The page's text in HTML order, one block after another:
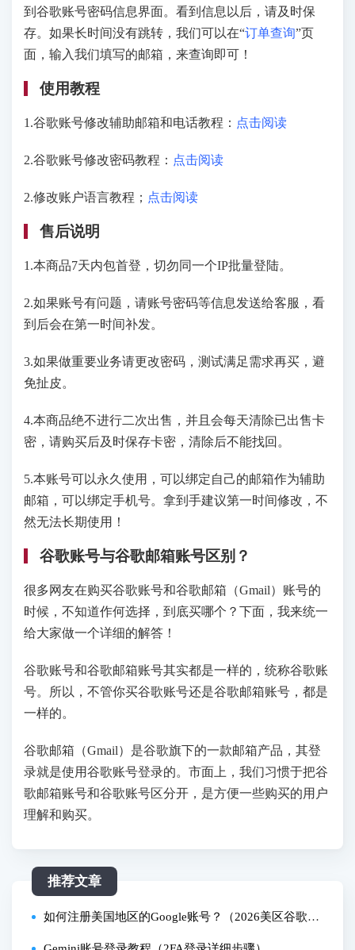
到谷歌账号密码信息界面。看到信息以后，请及时保
存。如果长时间没有跳转，我们可以在“订单查询”页
面，输入我们填写的邮箱，来查询即可！
使用教程
1.谷歌账号修改辅助邮箱和电话教程： 点击阅读
2.谷歌账号修改密码教程： 点击阅读
2.修改账户语言教程； 点击阅读
售后说明
1.本商品7天内包首登，切勿同一个IP批量登陆。
2.如果账号有问题，请账号密码等信息发送给客服，看
到后会在第一时间补发。
3.如果做重要业务请更改密码，测试满足需求再买，避
免扯皮。
4.本商品绝不进行二次出售，并且会每天清除已出售卡
密，请购买后及时保存卡密，清除后不能找回。
5.本账号可以永久使用，可以绑定自己的邮箱作为辅助
邮箱，可以绑定手机号。拿到手建议第一时间修改，不
然无法长期使用！
谷歌账号与谷歌邮箱账号区别？
很多网友在购买谷歌账号和谷歌邮箱（Gmail）账号的
时候，不知道作何选择，到底买哪个？下面，我来统一
给大家做一个详细的解答！
谷歌账号和谷歌邮箱账号其实都是一样的，统称谷歌账
号。所以，不管你买谷歌账号还是谷歌邮箱账号，都是
一样的。
谷歌邮箱（Gmail）是谷歌旗下的一款邮箱产品，其登
录就是使用谷歌账号登录的。市面上，我们习惯于把谷
歌邮箱账号和谷歌账号区分开，是方便一些购买的用户
理解和购买。
推荐文章
如何注册美国地区的Google账号？（2026美区谷歌账